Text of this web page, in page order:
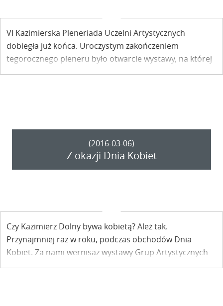
VI Kazimierska Pleneriada Uczelni Artystycznych
dobiegła już końca. Uroczystym zakończeniem
tegorocznego pleneru było otwarcie wystawy, na której
oglądać możemy prace autorstwa studentów z trzech
(2016-03-06)
Z okazji Dnia Kobiet
Czy Kazimierz Dolny bywa kobietą? Ależ tak.
Przynajmniej raz w roku, podczas obchodów Dnia
Kobiet. Za nami wernisaż wystawy Grup Artystycznych
działających przy KOKPiT oraz występ zespołu Rednecks.